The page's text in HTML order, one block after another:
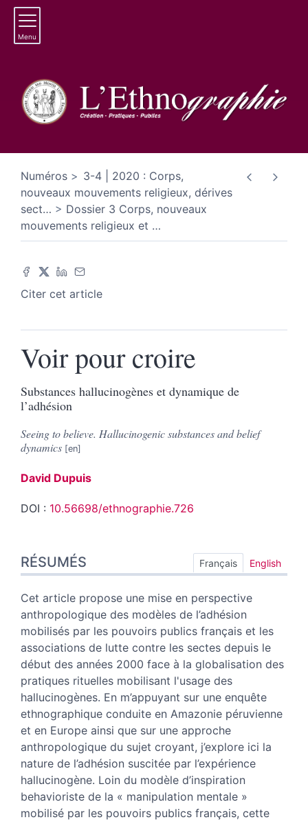
Menu
Numéros
3-4 | 2020 : Corps,
nouveaux mouvements religieux, dérives
sect…
Dossier 3 Corps, nouveaux
mouvements religieux et …
Citer cet article
Voir pour croire
Substances hallucinogènes et dynamique de
l’adhésion
Seeing to believe. Hallucinogenic substances and belief
dynamics
David Dupuis
DOI : 10.56698/ethnographie.726
Index
Plan
Texte
Notes
Citer cet article
Auteur
RÉSUMÉS Français English
Cet article propose une mise en perspective
anthropologique des modèles de l’adhésion
mobilisés par les pouvoirs publics français et les
associations de lutte contre les sectes depuis le
début des années 2000 face à la globalisation des
pratiques rituelles mobilisant l'usage des
hallucinogènes. En m’appuyant sur une enquête
ethnographique conduite en Amazonie péruvienne
et en Europe ainsi que sur une approche
anthropologique du sujet croyant, j’explore ici la
nature de l’adhésion suscitée par l’expérience
hallucinogène. Loin du modèle d’inspiration
behavioriste de la « manipulation mentale »
mobilisé par les pouvoirs publics français, cette